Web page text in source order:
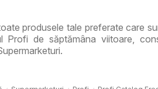
produsele tale preferate care
Profi de săptămâna viitoare,